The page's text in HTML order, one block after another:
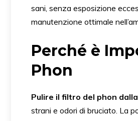
sani, senza esposizione
manutenzione ottimale
Perché è
Phon
Pulire il filtro del phon
strani e odori di bruciato. La